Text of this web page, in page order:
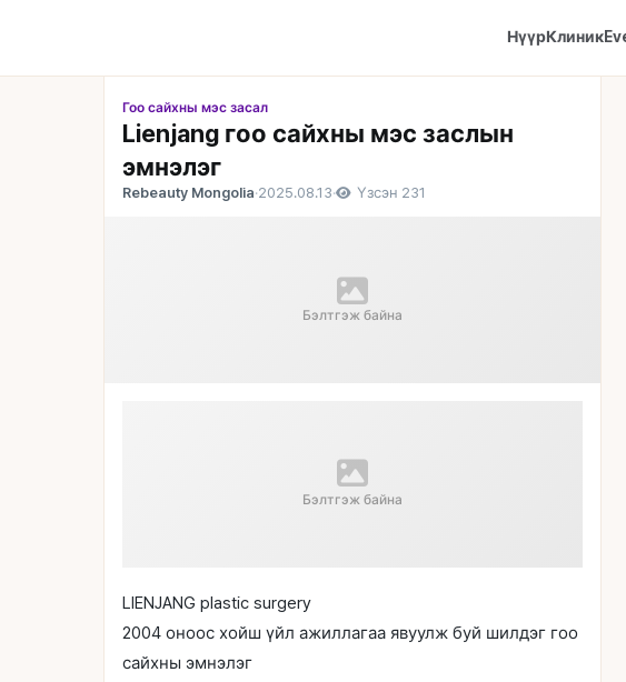
НүүрКлиник
Гоо сайхны мэс засал
Lienjang гоо сайхны мэс заслын
эмнэлэг
Rebeauty Mongolia·2025.08.13· Үзсэн 231
Бэлтгэж байна
Бэлтгэж байна
LIENJANG plastic surgery
2004 оноос хойш үйл ажиллагаа явуулж буй шилдэг гоо
сайхны эмнэлэг